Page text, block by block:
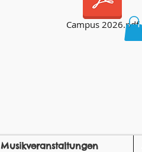
Campus 2026.pdf
Musikveranstaltungen